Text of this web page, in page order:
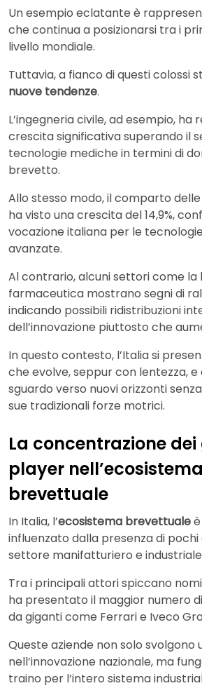
Un esempio eclatante è
che continua a posizionarsi tra i
livello mondiale.
Tuttavia, a fianco di questi colossi
nuove tendenze.
L’ingegneria civile, ad esempio, ha
crescita significativa superando il
tecnologie mediche in termini di
brevetto.
Allo stesso modo, il comparto
ha visto una crescita del 14,9%,
vocazione italiana per le
avanzate.
Al contrario, alcuni settori come la
farmaceutica mostrano segni di
indicando possibili ridistribuzioni
dell’innovazione piuttosto che
In questo contesto, l’Italia si
che evolve, seppur con lentezza,
sguardo verso nuovi orizzonti
sue tradizionali forze motrici.
La concentrazione
player nell’ecosistema
brevettuale
In Italia, l’ecosistema brevettuale
influenzato dalla presenza di
settore manifatturiero e
Tra i principali attori spiccano
ha presentato il maggior numero
da giganti come Ferrari e Iveco
Queste aziende non solo svolgono
nell’innovazione nazionale, ma
traino per l’intero sistema